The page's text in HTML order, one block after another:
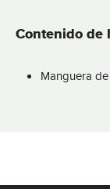
Contenido de
Manguera